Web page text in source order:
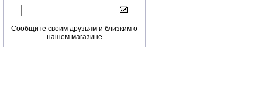
Сообщите своим друзьям и близким о
нашем магазине